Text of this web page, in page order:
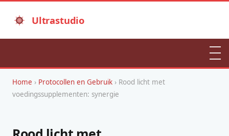
Ultrastudio
Home › Protocollen en Gebruik › Rood licht met
voedingssupplementen: synergie